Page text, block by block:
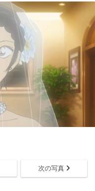
次の写真